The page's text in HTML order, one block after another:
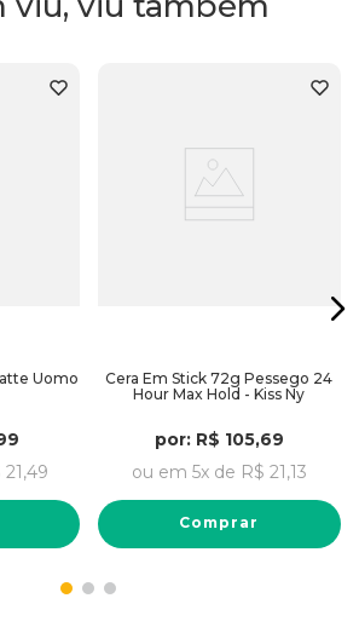
Uomo
21,49
Cera Em Stick 72g Pessego 24
Hour Max Hold - Kiss Ny
por: R$ 105,69
ou em 5x de R$ 21,13
Comprar